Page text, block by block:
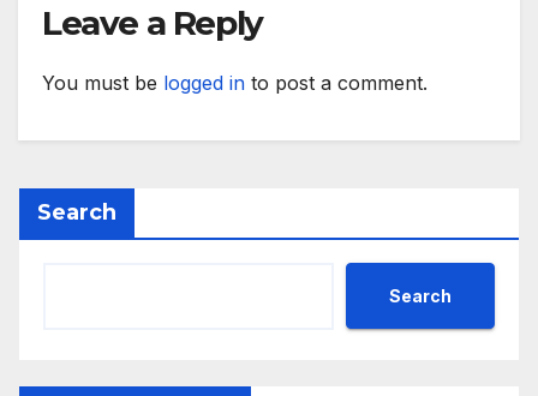
Leave a Reply
You must be logged in to post a comment.
Search
Search